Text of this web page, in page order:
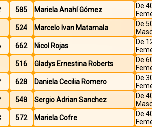
585 Mariela Anahí Gómez
De
524 Marcelo Ivan Matamala
De
662 Nicol Rojas
De
516 Gladys Ernestina Roberts
De
628 Daniela Cecilia Romero
De
548 Sergio Adrian Sanchez
De
572 Mariela Cofre
De